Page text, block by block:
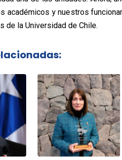
académicos y nuestros
de la Universidad de Chile.